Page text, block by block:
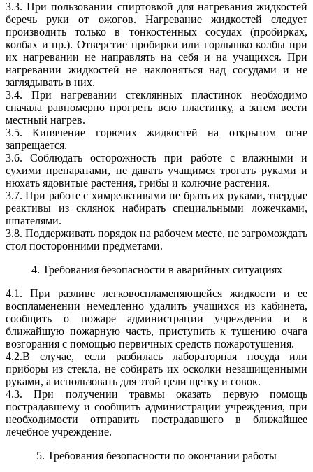
3.3. При пользовании спиртовкой для нагревания жидкостей
беречь руки от ожогов. Нагревание жидкостей следует
производить только в тон­костенных сосудах (пробирках,
колбах и пр.). Отверстие пробирки или горлышко колбы при
их нагревании не направлять на себя и на учащих­ся. При
нагревании жидкостей не наклоняться над сосудами и не
загля­дывать в них.
3.4. При нагревании стеклянных пластинок необходимо
сначала рав­номерно прогреть всю пластинку, а затем вести
местный нагрев.
3.5. Кипячение горючих жидкостей на открытом огне
запрещается.
3.6. Соблюдать осторожность при работе с влажными и
сухими пре­паратами, не давать учащимся трогать руками и
нюхать ядовитые расте­ния, грибы и колючие растения.
3.7. При работе с химреактивами не брать их руками, твердые
реак­тивы из склянок набирать специальными ложечками,
шпателями.
3.8. Поддерживать порядок на рабочем месте, не загромождать
стол посторонними предметами.
4. Требования безопасности в аварийных ситуациях
4.1. При разливе легковоспламеняющейся жидкости и ее
воспламенении немедленно удалить учащихся из кабинета,
сообщить о пожаре администрации учреждения и в
ближайшую пожарную часть, приступить к ту­шению очага
возгорания с помощью первичных средств пожаротушения.
4.2.В случае, если разбилась лабораторная посуда или
приборы из стекла, не собирать их осколки незащищенными
руками, а использовать для этой цели щетку и совок.
4.3. При получении травмы оказать первую помощь
пострадавшему и сообщить администрации учреждения, при
необходимости отправить пострадавшего в ближайшее
лечебное учреждение.
5. Требования безопасности по окончании работы